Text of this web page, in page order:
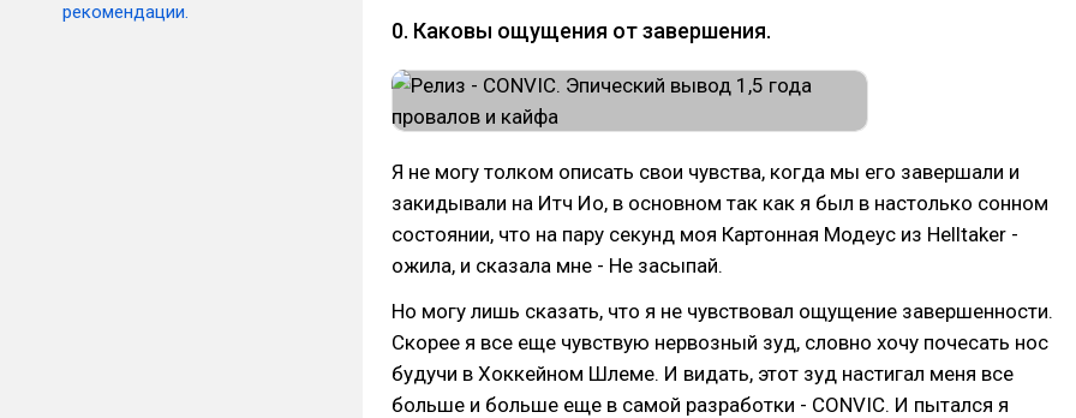
рекомендации.
0. Каковы ощущения от завершения.
Я не могу толком описать свои чувства, когда мы его завершали и
закидывали на Итч Ио, в основном так как я был в настолько сонном
состоянии, что на пару секунд моя Картонная Модеус из Helltaker -
ожила, и сказала мне - Не засыпай.
Но могу лишь сказать, что я не чувствовал ощущение завершенности.
Скорее я все еще чувствую нервозный зуд, словно хочу почесать нос
будучи в Хоккейном Шлеме. И видать, этот зуд настигал меня все
больше и больше еще в самой разработки - CONVIC. И пытался я